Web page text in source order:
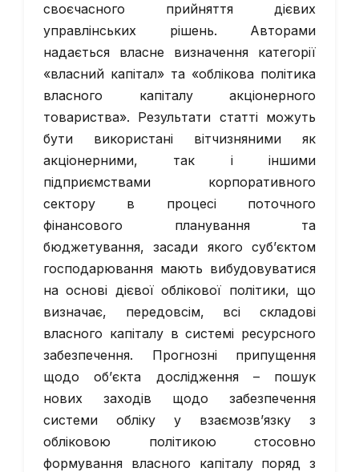
своєчасного прийняття дієвих
управлінських рішень. Авторами
надається власне визначення категорії
«власний капітал» та «облікова політика
власного капіталу акціонерного
товариства». Результати статті можуть
бути використані вітчизняними як
акціонерними, так і іншими
підприємствами корпоративного
сектору в процесі поточного
фінансового планування та
бюджетування, засади якого суб’єктом
господарювання мають вибудовуватися
на основі дієвої облікової політики, що
визначає, передовсім, всі складові
власного капіталу в системі ресурсного
забезпечення. Прогнозні припущення
щодо об’єкта дослідження – пошук
нових заходів щодо забезпечення
системи обліку у взаємозв’язку з
обліковою політикою стосовно
формування власного капіталу поряд з